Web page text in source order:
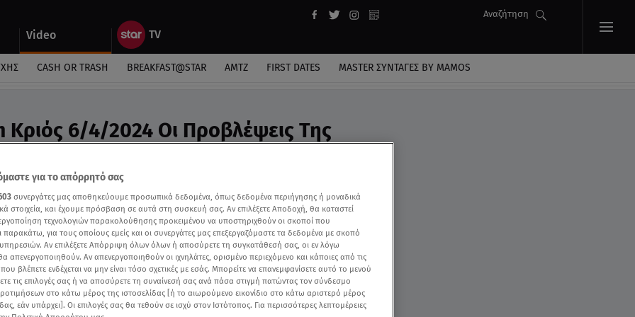
Video
Αναζήτηση
CASH OR TRASH BREAKFAST@STAR ΑΜΤΖ FIRST DATES MASTER ΣΥΝΤΑΓΈΣ BY MAMOS
Κριός 6/4/2024 Οι Προβλέψεις Της
Μπήλιου στην εκπομπή της
για το απόρρητό σας
συνεργάτες μας αποθηκεύουμε προσωπικά δεδομένα, όπως δεδομένα περιήγησης ή μοναδικά
στοιχεία, και έχουμε πρόσβαση σε αυτά στη συσκευή σας. Αν επιλέξετε Αποδοχή, θα καταστεί
τεχνολογιών παρακολούθησης προκειμένου να υποστηριχθούν οι σκοποί που
παρακάτω, για τους οποίους εμείς και οι συνεργάτες μας επεξεργαζόμαστε τα δεδομένα με σκοπό
Αν επιλέξετε Απόρριψη όλων όλων ή αποσύρετε τη συγκατάθεσή σας, οι εν λόγω
απενεργοποιηθούν. Αν απενεργοποιηθούν οι ιχνηλάτες, ορισμένο περιεχόμενο και κάποιες από τις
βλέπετε ενδέχεται να μην είναι τόσο σχετικές με εσάς. Μπορείτε να επανεμφανίσετε αυτό το μενού
τις επιλογές σας ή να αποσύρετε τη συναίνεσή σας ανά πάσα στιγμή πατώντας τον σύνδεσμο
στο κάτω μέρος της ιστοσελίδας [ή το αιωρούμενο εικονίδιο στο κάτω αριστερό μέρος
εάν υπάρχει]. Οι επιλογές σας θα τεθούν σε ισχύ στον Ιστότοπος. Για περισσότερες λεπτομέρειες